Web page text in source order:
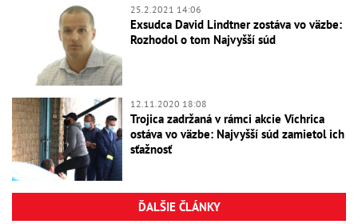
25.2.2021 14:06
Exsudca David Lindtner zostáva vo väzbe:
Rozhodol o tom Najvyšší súd
12.11.2020 18:08
Trojica zadržaná v rámci akcie Víchrica
ostáva vo väzbe: Najvyšší súd zamietol ich
sťažnosť
ĎALŠIE ČLÁNKY